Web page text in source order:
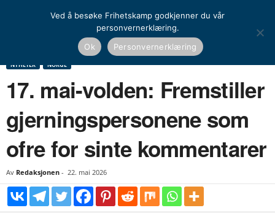
Norge
17. mai-volden: Fremstiller gjerningspersonene som ofre
NYHETER NORGE
17. mai-volden: Fremstiller
gjerningspersonene som
ofre for sinte kommentarer
Av Redaksjonen - 22. mai 2026
Ved å besøke Frihetskamp godkjenner du vår
personvernerklæring.
Ok
Personvernerklæring